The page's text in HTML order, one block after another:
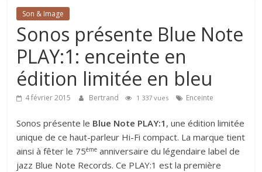
belge
connecté
Son & Image
Sonos présente Blue Note
PLAY:1: enceinte en
édition limitée en bleu
4 février 2015 Bertrand 1 337 vues Enceinte
Sonos présente le Blue Note PLAY:1 , une édition limitée
unique de ce haut-parleur Hi-Fi compact. La marque tient
ainsi à fêter le 75ème anniversaire du légendaire label de
jazz Blue Note Records. Ce PLAY:1 est la première